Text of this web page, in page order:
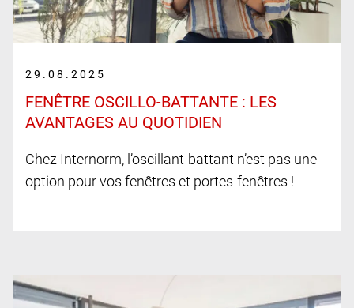
29.08.2025
FENÊTRE OSCILLO-BATTANTE : LES
AVANTAGES AU QUOTIDIEN
Chez Internorm, l’oscillant-battant n’est pas une
option pour vos fenêtres et portes-fenêtres !